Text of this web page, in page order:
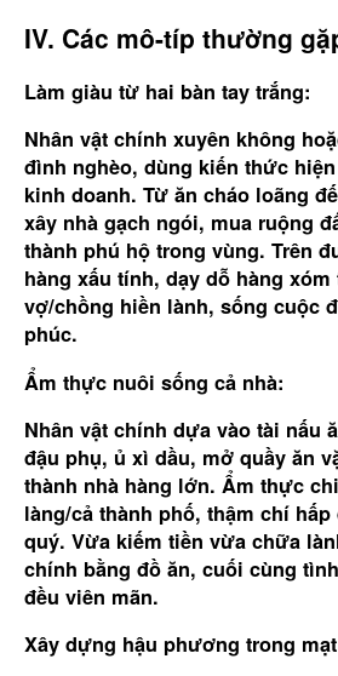
IV. Các mô-típ thường
Làm giàu từ hai bàn tay trắng:
Nhân vật chính xuyên không
đình nghèo, dùng kiến thức
kinh doanh. Từ ăn cháo loãng
xây nhà gạch ngói, mua ruộng
thành phú hộ trong vùng. Trên
hàng xấu tính, dạy dỗ hàng
vợ/chồng hiền lành, sống cuộc
phúc.
Ẩm thực nuôi sống cả nhà:
Nhân vật chính dựa vào tài nấu
đậu phụ, ủ xì dầu, mở quầy ăn
thành nhà hàng lớn. Ẩm thực
làng/cả thành phố, thậm chí
quý. Vừa kiếm tiền vừa chữa
chính bằng đồ ăn, cuối cùng
đều viên mãn.
Xây dựng hậu phương trong